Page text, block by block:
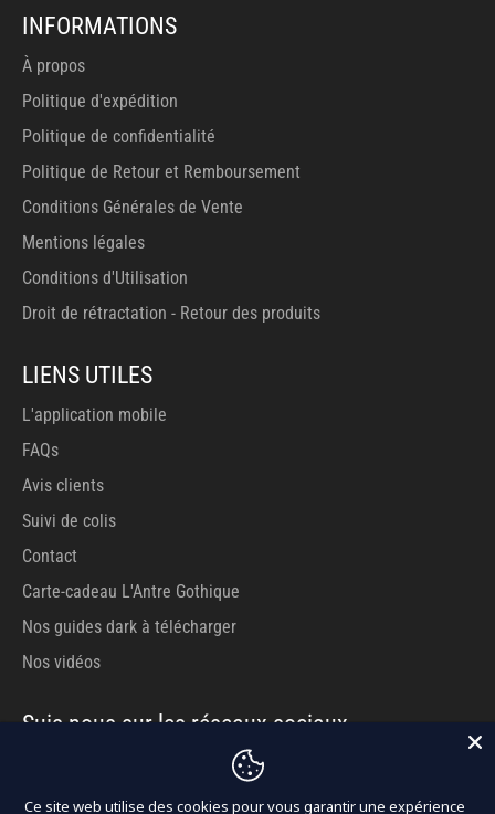
INFORMATIONS
À propos
Politique d'expédition
Politique de confidentialité
Politique de Retour et Remboursement
Conditions Générales de Vente
Mentions légales
Conditions d'Utilisation
Droit de rétractation - Retour des produits
LIENS UTILES
L'application mobile
FAQs
Avis clients
Suivi de colis
Contact
Carte-cadeau L'Antre Gothique
Nos guides dark à télécharger
Nos vidéos
Suis-nous sur les réseaux sociaux
YouTube
Ce site web utilise des cookies pour vous garantir une expérience